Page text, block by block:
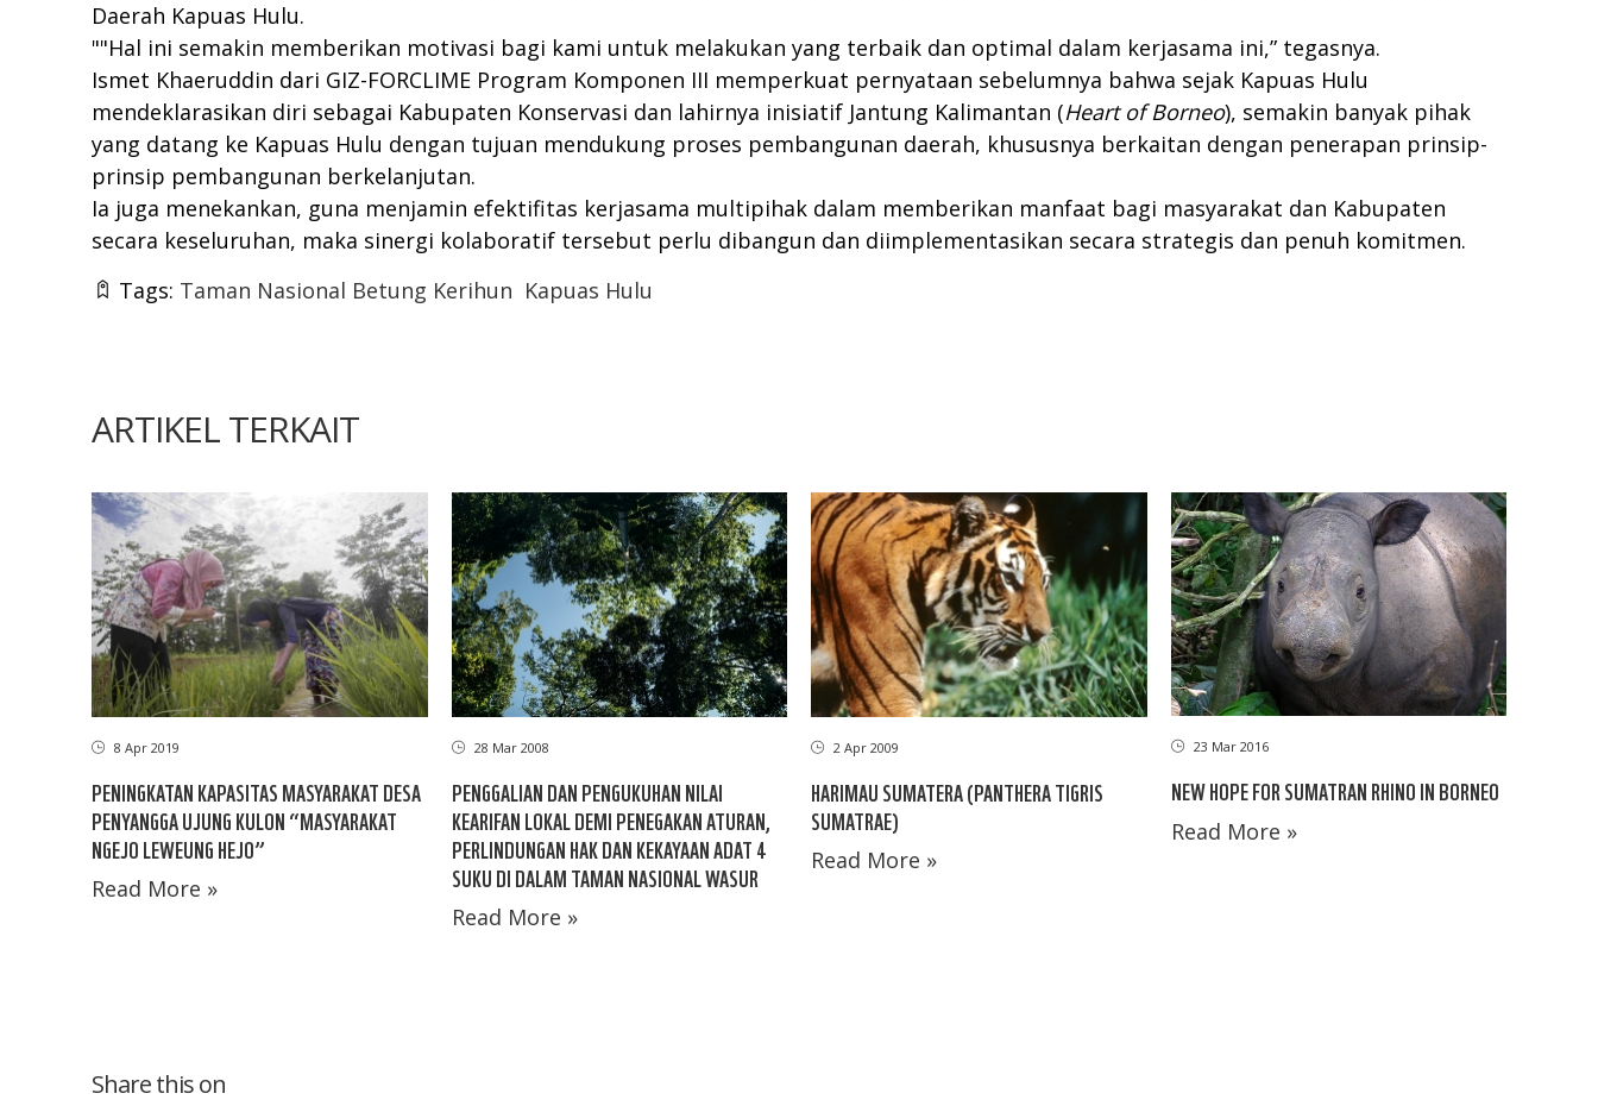
Daerah Kapuas Hulu.
""Hal ini semakin memberikan motivasi bagi kami untuk melakukan yang terbaik dan optimal dalam kerjasama ini,” tegasnya.
Ismet Khaeruddin dari GIZ-FORCLIME Program Komponen III memperkuat pernyataan sebelumnya bahwa sejak Kapuas Hulu
mendeklarasikan diri sebagai Kabupaten Konservasi dan lahirnya inisiatif Jantung Kalimantan (Heart of Borneo), semakin banyak pihak
yang datang ke Kapuas Hulu dengan tujuan mendukung proses pembangunan daerah, khususnya berkaitan dengan penerapan prinsip-
prinsip pembangunan berkelanjutan.
Ia juga menekankan, guna menjamin efektifitas kerjasama multipihak dalam memberikan manfaat bagi masyarakat dan Kabupaten
secara keseluruhan, maka sinergi kolaboratif tersebut perlu dibangun dan diimplementasikan secara strategis dan penuh komitmen.
Tags: Taman Nasional Betung Kerihun Kapuas Hulu
ARTIKEL TERKAIT
8 Apr 2019
PENINGKATAN KAPASITAS MASYARAKAT DESA
PENYANGGA UJUNG KULON “MASYARAKAT
NGEJO LEWEUNG HEJO”
Read More »
28 Mar 2008
PENGGALIAN DAN PENGUKUHAN NILAI
KEARIFAN LOKAL DEMI PENEGAKAN ATURAN,
PERLINDUNGAN HAK DAN KEKAYAAN ADAT 4
SUKU DI DALAM TAMAN NASIONAL WASUR
Read More »
2 Apr 2009
HARIMAU SUMATERA (PANTHERA TIGRIS
SUMATRAE)
Read More »
23 Mar 2016
NEW HOPE FOR SUMATRAN RHINO IN BORNEO
Read More »
Share this on